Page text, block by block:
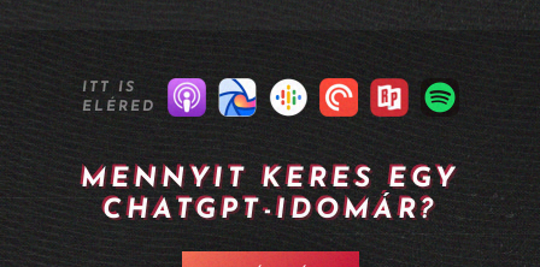
269 - Kis magyar szuverenitás: ez a Racka - II. rész
268 - Kis magyar szuverenitás: ez a Racka - I. rész
267 - Argentinában jogi személyiséget kaphatnak az AI-vezette cégek?
ITT IS
ELÉRED
MENNYIT KERES EGY
CHATGPT-IDOMÁR?